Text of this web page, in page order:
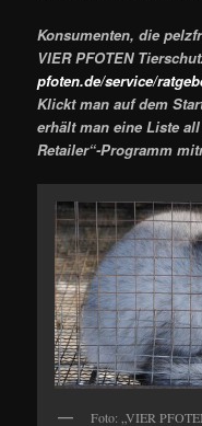
Konsumenten, die
VIER PFOTEN
pfoten.de/service/
Klickt man auf dem
erhält man eine Liste
Retailer“-Programm
Foto: „VIER